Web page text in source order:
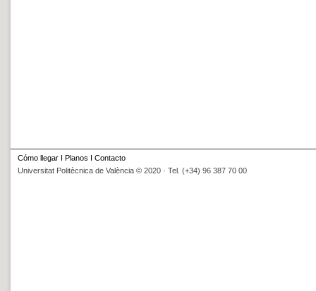
Cómo llegar I Planos I Contacto
Universitat Politècnica de València © 2020 · Tel. (+34) 96 387 70 00